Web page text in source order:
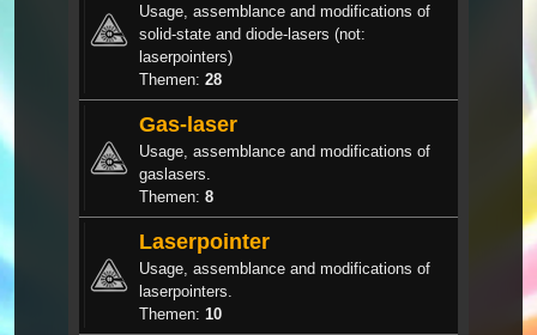
Usage, assemblance and modifications of
solid-state and diode-lasers (not:
laserpointers)
Themen: 28
Gas-laser
Usage, assemblance and modifications of
gaslasers.
Themen: 8
Laserpointer
Usage, assemblance and modifications of
laserpointers.
Themen: 10